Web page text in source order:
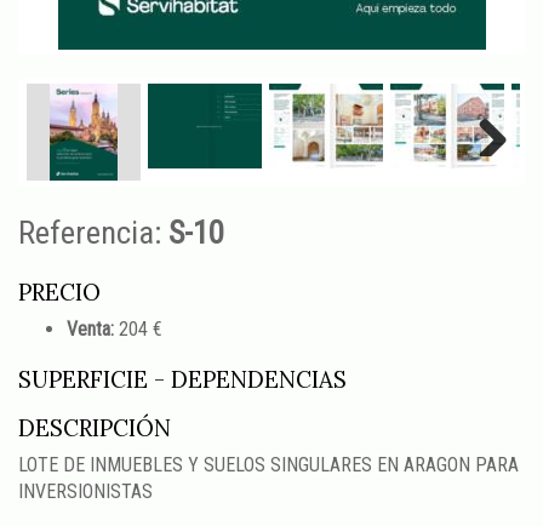
Referencia: S-10
PRECIO
Venta: 204 €
SUPERFICIE - DEPENDENCIAS
DESCRIPCIÓN
LOTE DE INMUEBLES Y SUELOS SINGULARES EN ARAGON PARA
INVERSIONISTAS